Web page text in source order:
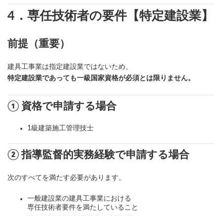
4．専任技術者の要件【特定建設業】
前提（重要）
建具工事業は指定建設業ではないため、
特定建設業であっても一級国家資格が必須とは限りません。
① 資格で申請する場合
1級建築施工管理技士
② 指導監督的実務経験で申請する場合
次のすべてを満たす必要があります。
一般建設業の建具工事業における
専任技術者要件を満たしていること